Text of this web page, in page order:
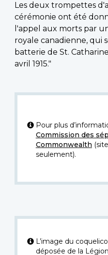
Les deux trompettes
cérémonie ont été
l'appel aux morts par
royale canadienne, qui
batterie de St.
avril 1915."
Pour plus
Commission des
Commonwealth
seulement).
L’image du
déposée de la